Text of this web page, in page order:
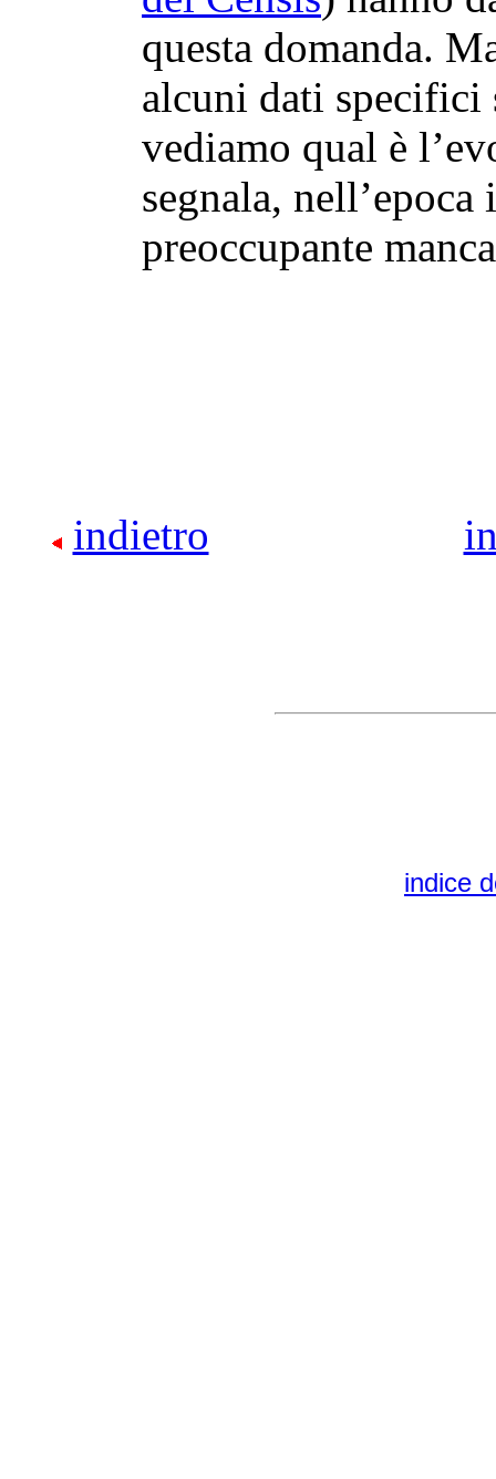
questa domanda.
alcuni dati specifici
vediamo qual è
segnala,
preoccupante
indietro
indice